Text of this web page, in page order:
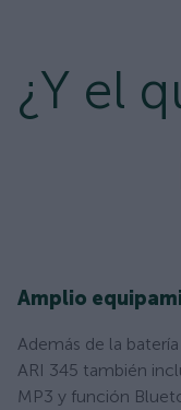
¿Y el
Amplio
Además de la
ARI 345 también
MP3 y función